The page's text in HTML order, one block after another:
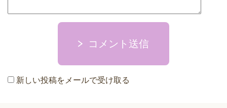
コメント送信
新しい投稿をメールで受け取る